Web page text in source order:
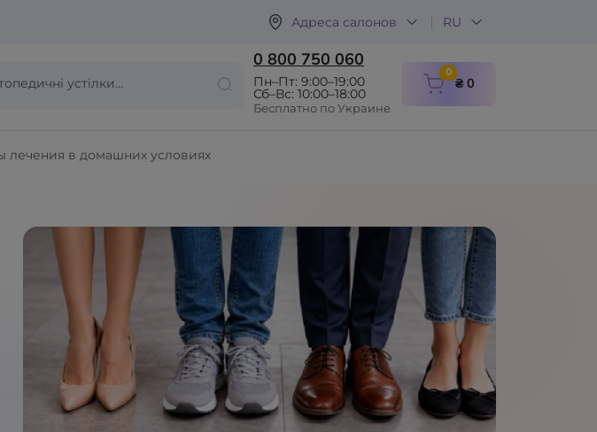
Адреса салонов RU
0 800 750 060
Пн–Пт: 9:00–19:00
Сб–Вс: 10:00–18:00
Бесплатно по Украине
0items in cart
₴ 0
лечения в домашних условиях